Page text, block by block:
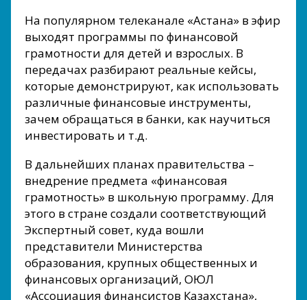
На популярном телеканале «Астана» в эфир
выходят программы по финансовой
грамотности для детей и взрослых. В
передачах разбирают реальные кейсы,
которые демонстрируют, как использовать
различные финансовые инструменты,
зачем обращаться в банки, как научиться
инвестировать и т.д.
В дальнейших планах правительства –
внедрение предмета «финансовая
грамотность» в школьную программу. Для
этого в стране создали соответствующий
Экспертный совет, куда вошли
представители Министерства
образования, крупных общественных и
финансовых организаций, ОЮЛ
«Ассоциация финансистов Казахстана»,